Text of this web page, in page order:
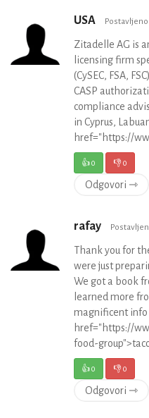
USA
Zitadelle AG is
licensing firm
(CySEC, FSA,
CASP
compliance
in Cyprus,
href="https://
👍0 👎0
Odgovori ⇾
rafay
Thank you for
were just
We got a book
learned more
magnificent info
href="https://
food-
👍0 👎0
Odgovori ⇾